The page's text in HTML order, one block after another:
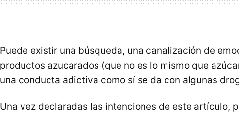
Puede existir una búsqueda, una canalización de
productos azucarados (que no es lo mismo que
una conducta adictiva como sí se da con algunas
Una vez declaradas las intenciones de este artículo,